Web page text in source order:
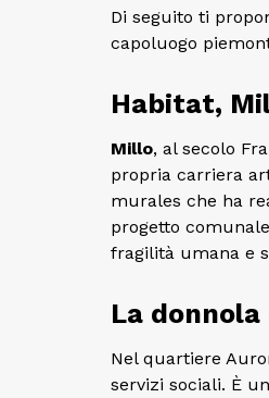
Di seguito ti
capoluogo
Habitat,
Millo, al secolo
propria carriera
murales che ha
progetto comunale
fragilità umana e
La donnola
Nel quartiere
servizi sociali. È